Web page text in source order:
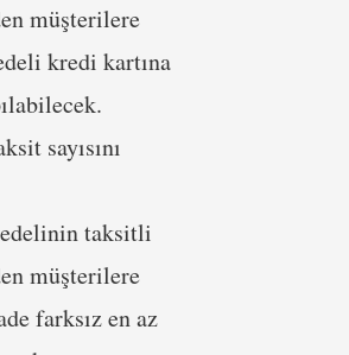
müşterilere
kredi kartına
sayısını
taksitli
müşterilere
farksız en az